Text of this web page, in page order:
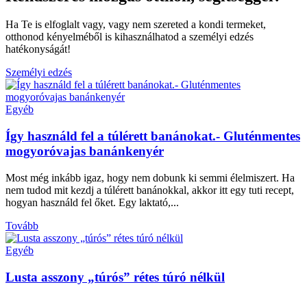
Ha Te is elfoglalt vagy, vagy nem szereted a kondi termeket,
otthonod kényelméből is kihasználhatod a személyi edzés
hatékonyságát!
Személyi edzés
Egyéb
Így használd fel a túlérett banánokat.- Gluténmentes
mogyoróvajas banánkenyér
Most még inkább igaz, hogy nem dobunk ki semmi élelmiszert. Ha
nem tudod mit kezdj a túlérett banánokkal, akkor itt egy tuti recept,
hogyan használd fel őket. Egy laktató,...
Tovább
Egyéb
Lusta asszony „túrós” rétes túró nélkül